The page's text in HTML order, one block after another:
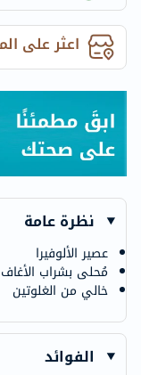
اعثر على
نظرة عامة
عصير الألوفيرا
مُحلى بشراب الأغاف
خالي من الغلوتين
الفوائد